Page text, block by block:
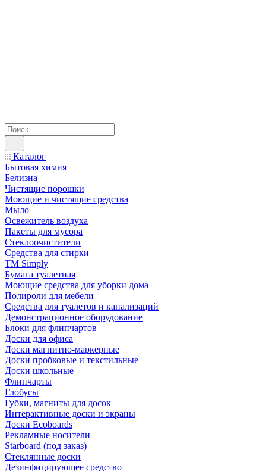
Каталог
Бытовая химия
Белизна
Чистящие порошки
Моющие и чистящие средства
Мыло
Освежитель воздуха
Пакеты для мусора
Стеклоочистители
Средства для стирки
TM Simply
Бумага туалетная
Моющие средства для уборки дома
Полироли для мебели
Средства для туалетов и канализаций
Демонстрационное оборудование
Блоки для флипчартов
Доски для офиса
Доски магнитно-маркерные
Доски пробковые и текстильные
Доски школьные
Флипчарты
Глобусы
Губки, магниты для досок
Интерактивные доски и экраны
Доски Ecoboards
Рекламные носители
Starboard (под заказ)
Стеклянные доски
Дезинфицирующее средство